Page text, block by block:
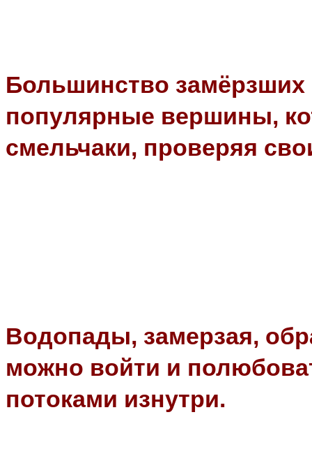
Большинство
популярные вершины,
смельчаки, проверяя
Водопады, замерзая,
можно войти и
потоками изнутри.